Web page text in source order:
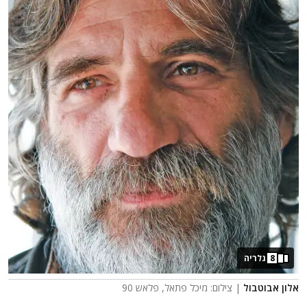
אלון אבוטבול | צילום: מיכל פתאל, פלאש 90
8 גלריה